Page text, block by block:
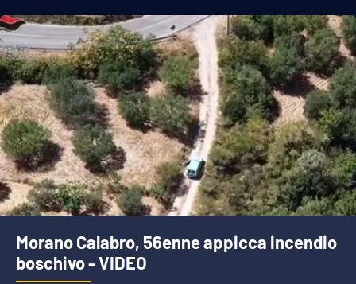
LAC
NETWORK
Lacplay.it
Lactv.it
Laconair.it
Lacitymag.it
Lacapitalenews.it
Ilreggino.it
Morano Calabro, 56enne appicca incendio
boschivo - VIDEO